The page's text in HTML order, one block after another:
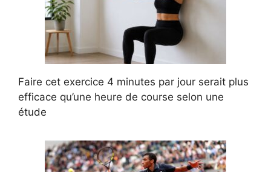
Faire cet exercice 4 minutes par jour serait plus
efficace qu’une heure de course selon une
étude